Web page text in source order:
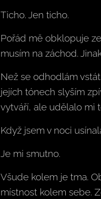
Ticho. Jen ticho.
Pořád mě obklopuje
musím na záchod.
Než se odhodlám
jejích tónech slyším
vytváří, ale udělalo mi
Když jsem v noci
Je mi smutno.
Všude kolem je tma.
místnost kolem sebe.